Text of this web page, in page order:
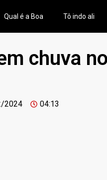
Qual é a Boa Tô indo ali
chuva
2024 04:13